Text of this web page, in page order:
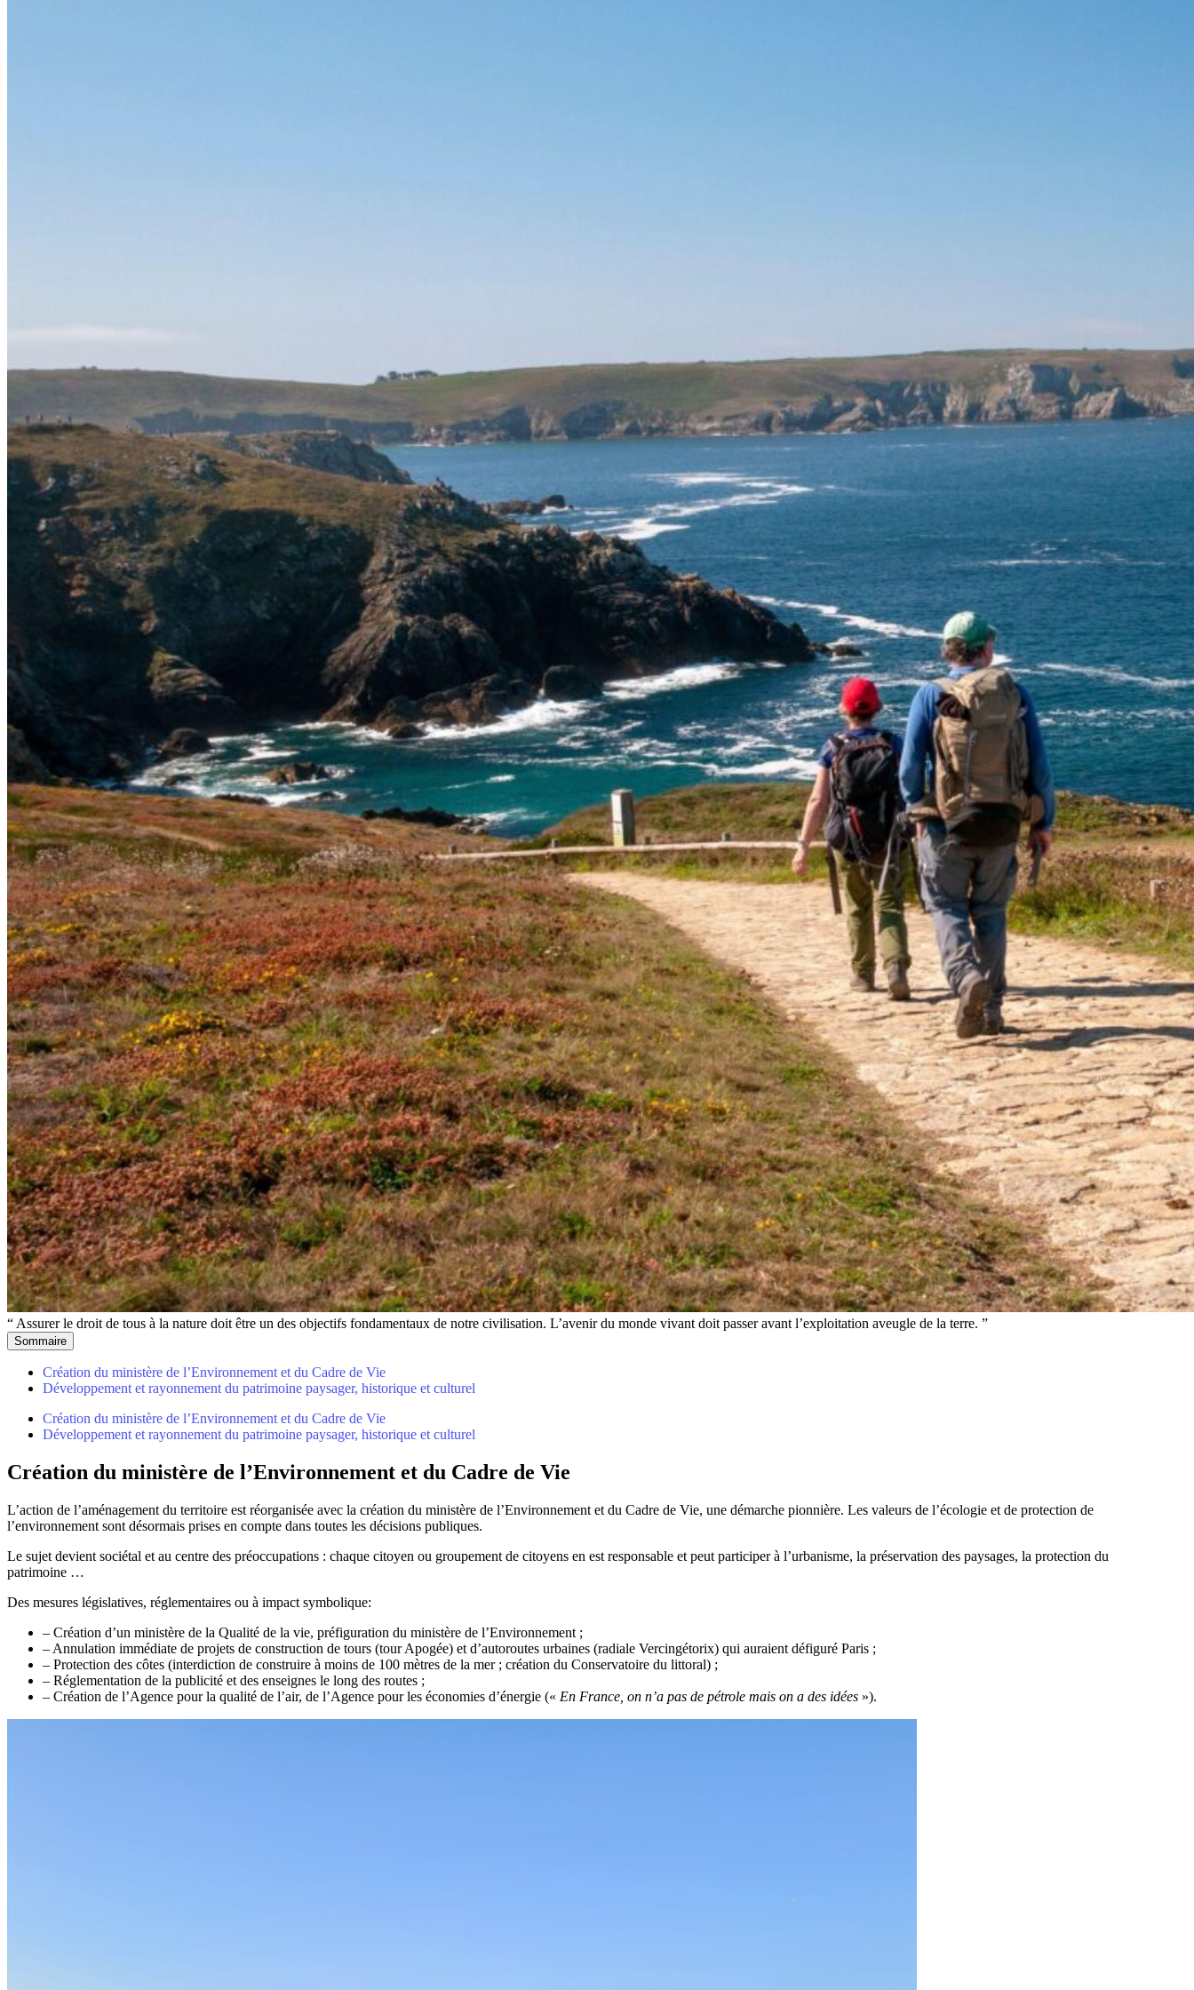
“ Assurer le droit de tous à la nature doit être un des objectifs fondamentaux de notre civilisation. L’avenir du monde vivant doit passer avant l’exploitation aveugle de la terre. ”
Sommaire
Création du ministère de l’Environnement et du Cadre de Vie
Développement et rayonnement du patrimoine paysager, historique et culturel
Création du ministère de l’Environnement et du Cadre de Vie
Développement et rayonnement du patrimoine paysager, historique et culturel
Création du ministère de l’Environnement et du Cadre de Vie
L’action de l’aménagement du territoire est réorganisée avec la création du ministère de l’Environnement et du Cadre de Vie, une démarche pionnière. Les valeurs de l’écologie et de protection de
l’environnement sont désormais prises en compte dans toutes les décisions publiques.
Le sujet devient sociétal et au centre des préoccupations : chaque citoyen ou groupement de citoyens en est responsable et peut participer à l’urbanisme, la préservation des paysages, la protection du
patrimoine …
Des mesures législatives, réglementaires ou à impact symbolique:
– Création d’un ministère de la Qualité de la vie, préfiguration du ministère de l’Environnement ;
– Annulation immédiate de projets de construction de tours (tour Apogée) et d’autoroutes urbaines (radiale Vercingétorix) qui auraient défiguré Paris ;
– Protection des côtes (interdiction de construire à moins de 100 mètres de la mer ; création du Conservatoire du littoral) ;
– Réglementation de la publicité et des enseignes le long des routes ;
– Création de l’Agence pour la qualité de l’air, de l’Agence pour les économies d’énergie (« En France, on n’a pas de pétrole mais on a des idées »).